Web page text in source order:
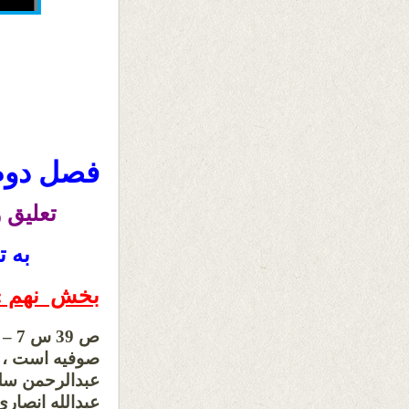
فصل
تعلیق
به
بخش نهم
ص
صوفیه است ،
عبدالله